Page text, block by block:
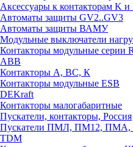
Аксессуары к контакторам K и
Автоматы защиты GV2..GV3
Автоматы защиты ВАМУ
Модульные выключатели
Контакторы модульные серии
ABB
Контакторы А, ВС, К
Контакторы модульные ESB
DEKraft
Контакторы малогабаритные
Пускатели, контакторы, Россия
Пускатели ПМЛ, ПМ12,
TDM